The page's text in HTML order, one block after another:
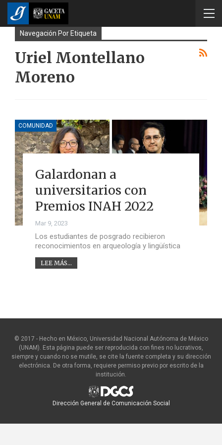
Navegación Por Etiqueta
Uriel Montellano
Moreno
COMUNIDAD
Galardonan a
universitarios con
Premios INAH 2022
Mar 9, 2023
Los estudiantes de posgrado recibieron
reconocimientos en arqueología y lingüística
LEE MÁS...
© 2017 - Hecho en México, Universidad Nacional Autónoma de México
(UNAM). Esta página puede ser reproducida con fines no lucrativos,
siempre y cuando no se mutile, se cite la fuente completa y su dirección
electrónica. De otra forma, requiere permiso previo por escrito de la
institución.
Dirección General de Comunicación Social